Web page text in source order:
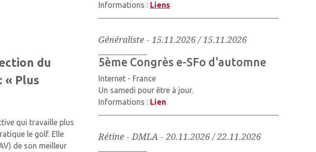
du
« Plus
qui travaille plus
le golf. Elle
de son meilleur
Informations : Liens
Généraliste - 15.11.2026 / 15.11.2026
5ème Congrès e-SFo d'automne
Internet - France
Un samedi pour être à jour.
Informations : Lien
Rétine - DMLA -20.11.2026 / 22.11.2026